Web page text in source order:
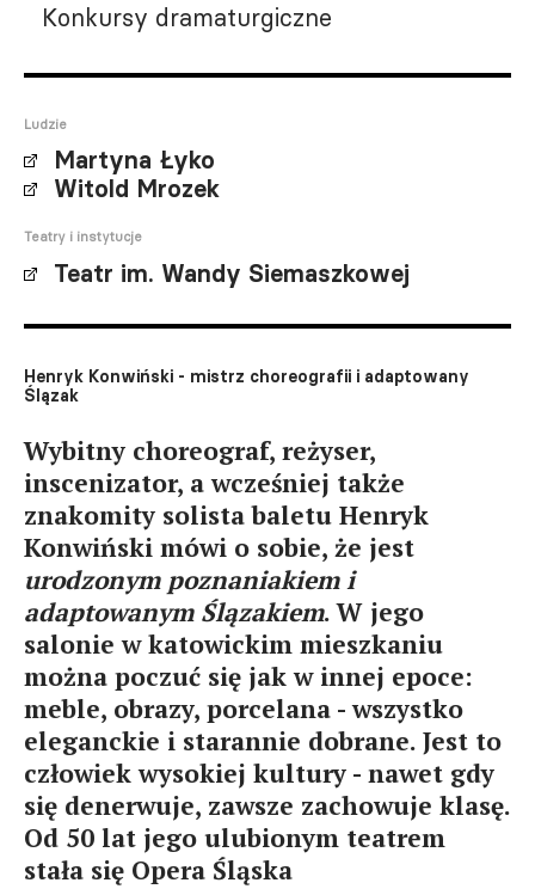
Konkursy dramaturgiczne
Ludzie
Martyna Łyko
Witold Mrozek
Teatry i instytucje
Teatr im. Wandy Siemaszkowej
Henryk Konwiński - mistrz choreografii i adaptowany
Ślązak
Wybitny choreograf, reżyser,
inscenizator, a wcześniej także
znakomity solista baletu Henryk
Konwiński mówi o sobie, że jest
urodzonym poznaniakiem i
adaptowanym Ślązakiem. W jego
salonie w katowickim mieszkaniu
można poczuć się jak w innej epoce:
meble, obrazy, porcelana - wszystko
eleganckie i starannie dobrane. Jest to
człowiek wysokiej kultury - nawet gdy
się denerwuje, zawsze zachowuje klasę.
Od 50 lat jego ulubionym teatrem
stała się Opera Śląska